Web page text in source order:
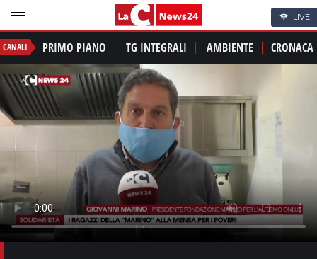
LIVE
CANALI PRIMO PIANO TG INTEGRALI AMBIENTE CRONACA